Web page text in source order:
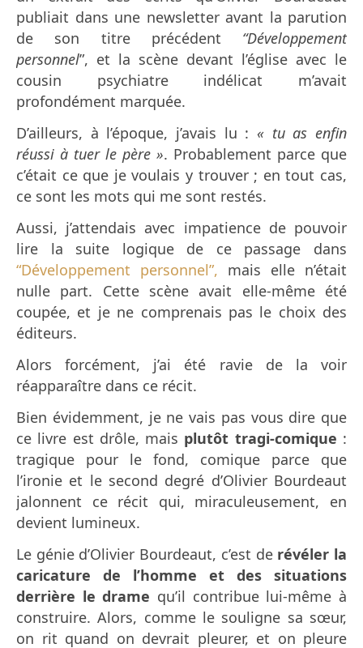
publiait dans une newsletter avant la parution
de son titre précédent “Développement
personnel”, et la scène devant l’église avec le
cousin psychiatre indélicat m’avait
profondément marquée.
D’ailleurs, à l’époque, j’avais lu : « tu as enfin
réussi à tuer le père ». Probablement parce que
c’était ce que je voulais y trouver ; en tout cas,
ce sont les mots qui me sont restés.
Aussi, j’attendais avec impatience de pouvoir
lire la suite logique de ce passage dans
“Développement personnel”, mais elle n’était
nulle part. Cette scène avait elle-même été
coupée, et je ne comprenais pas le choix des
éditeurs.
Alors forcément, j’ai été ravie de la voir
réapparaître dans ce récit.
Bien évidemment, je ne vais pas vous dire que
ce livre est drôle, mais plutôt tragi-comique :
tragique pour le fond, comique parce que
l’ironie et le second degré d’Olivier Bourdeaut
jalonnent ce récit qui, miraculeusement, en
devient lumineux.
Le génie d’Olivier Bourdeaut, c’est de révéler la
caricature de l’homme et des situations
derrière le drame qu’il contribue lui-même à
construire. Alors, comme le souligne sa sœur,
on rit quand on devrait pleurer, et on pleure